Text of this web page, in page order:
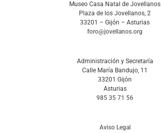
Museo Casa Natal de Jovellanos
Plaza de los Jovellanos, 2
33201 – Gijón – Asturias
foro@jovellanos.org
Administración y Secretaría
Calle María Bandujo, 11
33201 Gijón
Asturias
985 35 71 56
Aviso Legal